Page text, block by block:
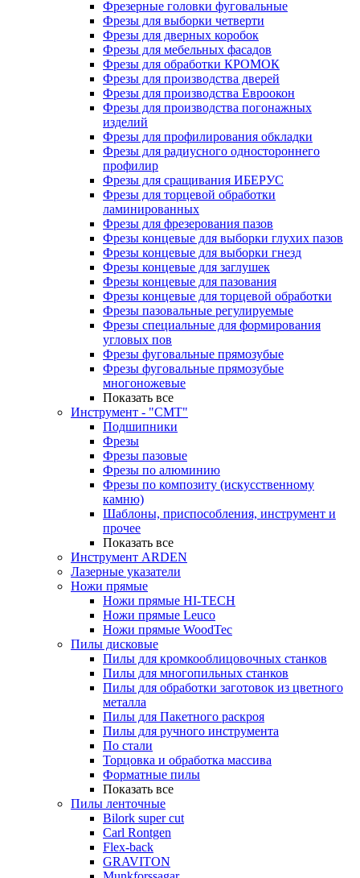
Фрезерные головки фуговальные
Фрезы для выборки четверти
Фрезы для дверных коробок
Фрезы для мебельных фасадов
Фрезы для обработки КРОМОК
Фрезы для производства дверей
Фрезы для производства Евроокон
Фрезы для производства погонажных
изделий
Фрезы для профилирования обкладки
Фрезы для радиусного одностороннего
профилир
Фрезы для сращивания ИБЕРУС
Фрезы для торцевой обработки
ламинированных
Фрезы для фрезерования пазов
Фрезы концевые для выборки глухих пазов
Фрезы концевые для выборки гнезд
Фрезы концевые для заглушек
Фрезы концевые для пазования
Фрезы концевые для торцевой обработки
Фрезы пазовальные регулируемые
Фрезы специальные для формирования
угловых пов
Фрезы фуговальные прямозубые
Фрезы фуговальные прямозубые
многоножевые
Показать все
Инструмент - "СМТ"
Подшипники
Фрезы
Фрезы пазовые
Фрезы по алюминию
Фрезы по композиту (искусственному
камню)
Шаблоны, приспособления, инструмент и
прочее
Показать все
Инструмент ARDEN
Лазерные указатели
Ножи прямые
Ножи прямые HI-TECH
Ножи прямые Leuco
Ножи прямые WoodTec
Пилы дисковые
Пилы для кромкооблицовочных станков
Пилы для многопильных станков
Пилы для обработки заготовок из цветного
металла
Пилы для Пакетного раскроя
Пилы для ручного инструмента
По стали
Торцовка и обработка массива
Форматные пилы
Показать все
Пилы ленточные
Bilork super cut
Carl Rontgen
Flex-back
GRAVITON